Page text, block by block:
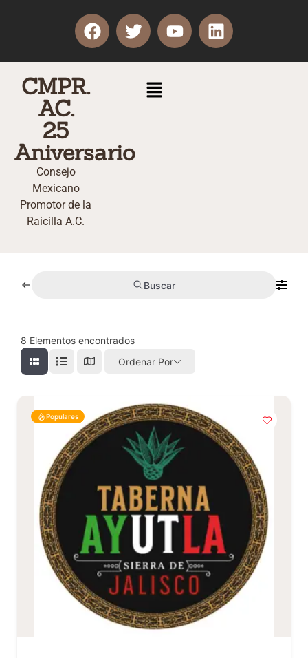
CMPR.
AC.
25
Aniversario
Consejo
Mexicano
Promotor de la
Raicilla A.C.
Buscar
8 Elementos encontrados
Ordenar Por
Populares